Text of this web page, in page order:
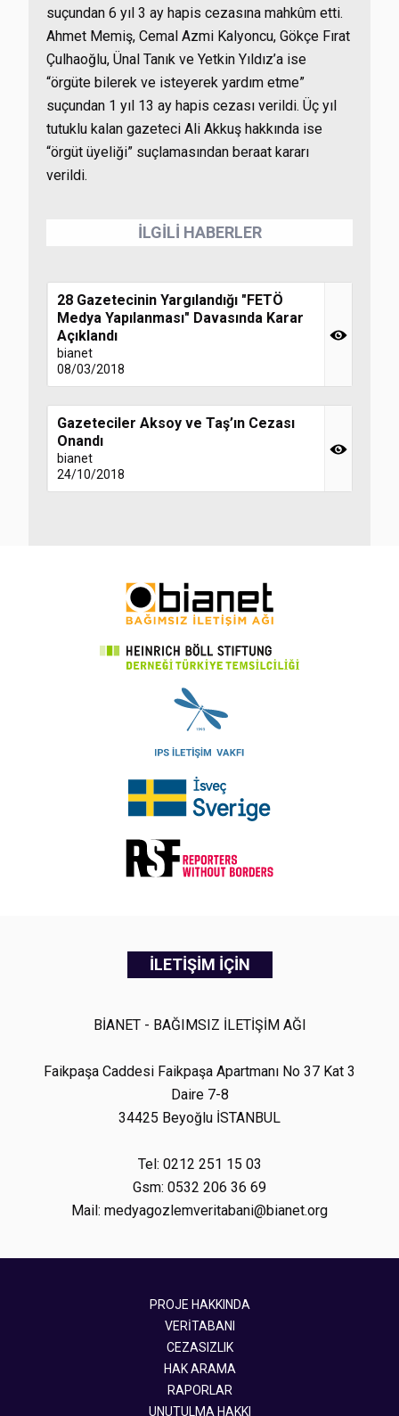
suçundan 6 yıl 3 ay hapis cezasına mahkûm etti.
Ahmet Memiş, Cemal Azmi Kalyoncu, Gökçe Fırat
Çulhaoğlu, Ünal Tanık ve Yetkin Yıldız’a ise
“örgüte bilerek ve isteyerek yardım etme”
suçundan 1 yıl 13 ay hapis cezası verildi. Üç yıl
tutuklu kalan gazeteci Ali Akkuş hakkında ise
“örgüt üyeliği” suçlamasından beraat kararı
verildi.
İLGİLİ HABERLER
28 Gazetecinin Yargılandığı "FETÖ
Medya Yapılanması" Davasında Karar
Açıklandı
bianet
08/03/2018
Gazeteciler Aksoy ve Taş’ın Cezası
Onandı
bianet
24/10/2018
İLETİŞİM İÇİN
BİANET - BAĞIMSIZ İLETİŞİM AĞI
Faikpaşa Caddesi Faikpaşa Apartmanı No 37 Kat 3
Daire 7-8
34425 Beyoğlu İSTANBUL
Tel: 0212 251 15 03
Gsm: 0532 206 36 69
Mail: medyagozlemveritabani@bianet.org
PROJE HAKKINDA
VERİTABANI
CEZASIZLIK
HAK ARAMA
RAPORLAR
UNUTULMA HAKKI